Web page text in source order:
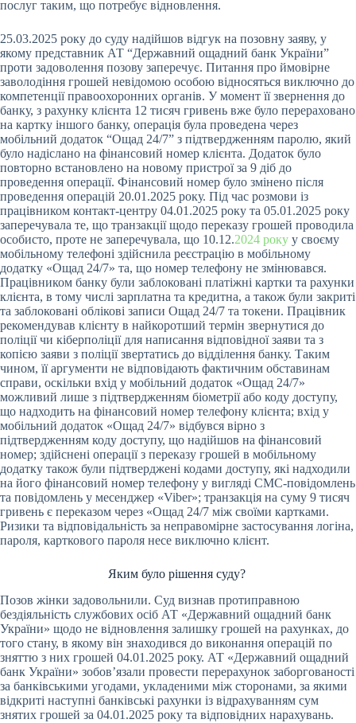
послуг таким, що потребує відновлення.
25.03.2025 року до суду надійшов відгук на позовну заяву, у
якому представник АТ “Державний ощадний банк України”
проти задоволення позову заперечує. Питання про ймовірне
заволодіння грошей невідомою особою відносяться виключно до
компетенції правоохоронних органів. У момент її звернення до
банку, з рахунку клієнта 12 тисяч гривень вже було перераховано
на картку іншого банку, операція була проведена через
мобільний додаток “Ощад 24/7” з підтвердженням паролю, який
було надіслано на фінансовий номер клієнта. Додаток було
повторно встановлено на новому пристрої за 9 діб до
проведення операції. Фінансовий номер було змінено після
проведення операцій 20.01.2025 року. Під час розмови із
працівником контакт-центру 04.01.2025 року та 05.01.2025 року
заперечувала те, що транзакції щодо переказу грошей проводила
особисто, проте не заперечувала, що 10.12.2024 року у своєму
мобільному телефоні здійснила реєстрацію в мобільному
додатку «Ощад 24/7» та, що номер телефону не змінювався.
Працівником банку були заблоковані платіжні картки та рахунки
клієнта, в тому числі зарплатна та кредитна, а також були закриті
та заблоковані облікові записи Ощад 24/7 та токени. Працівник
рекомендував клієнту в найкоротший термін звернутися до
поліції чи кіберполіції для написання відповідної заяви та з
копією заяви з поліції звертатись до відділення банку. Таким
чином, її аргументи не відповідають фактичним обставинам
справи, оскільки вхід у мобільний додаток «Ощад 24/7»
можливий лише з підтвердженням біометрії або коду доступу,
що надходить на фінансовий номер телефону клієнта; вхід у
мобільний додаток «Ощад 24/7» відбувся вірно з
підтвердженням коду доступу, що надійшов на фінансовий
номер; здійснені операції з переказу грошей в мобільному
додатку також були підтверджені кодами доступу, які надходили
на його фінансовий номер телефону у вигляді СМС-повідомлень
та повідомлень у месенджер «Viber»; транзакція на суму 9 тисяч
гривень є переказом через «Ощад 24/7 між своїми картками.
Ризики та відповідальність за неправомірне застосування логіна,
пароля, карткового пароля несе виключно клієнт.
Яким було рішення суду?
Позов жінки задовольнили. Суд визнав протиправною
бездіяльність службових осіб АТ «Державний ощадний банк
України» щодо не відновлення залишку грошей на рахунках, до
того стану, в якому він знаходився до виконання операцій по
зняттю з них грошей 04.01.2025 року. АТ «Державний ощадний
банк України» зобов’язали провести перерахунок заборгованості
за банківськими угодами, укладеними між сторонами, за якими
відкриті наступні банківські рахунки із відрахуванням сум
знятих грошей за 04.01.2025 року та відповідних нарахувань.